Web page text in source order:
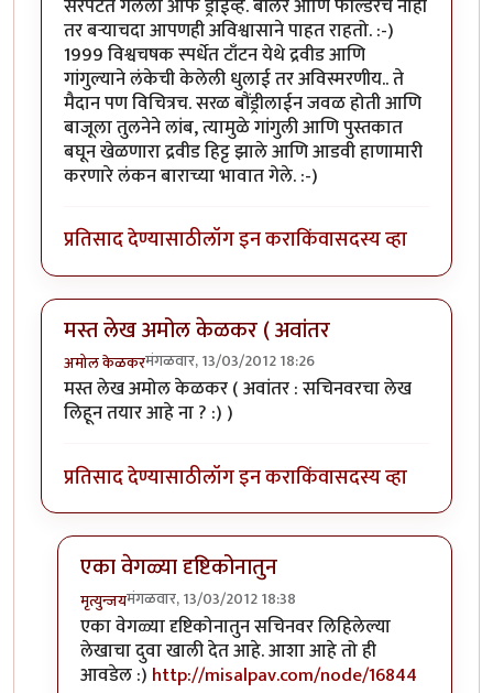
तर बर्‍याचदा आपणही अविश्वासाने पाहत राहतो. :-)
1999 विश्वचषक स्पर्धेत टाँटन येथे द्रवीड आणि
गांगुल्याने लंकेची केलेली धुलाई तर अविस्मरणीय.. ते
मैदान पण विचित्रच. सरळ बौंड्रीलाईन जवळ होती आणि
बाजूला तुलनेने लांब, त्यामुळे गांगुली आणि पुस्तकात
बघून खेळणारा द्रवीड हिट्ट झाले आणि आडवी हाणामारी
करणारे लंकन बाराच्या भावात गेले. :-)
प्रतिसाद देण्यासाठीलॉग इन कराकिंवासदस्य व्हा
मस्त लेख अमोल केळकर ( अवांतर
अमोल केळकरमंगळवार, 13/03/2012 18:26
मस्त लेख अमोल केळकर ( अवांतर : सचिनवरचा लेख
लिहून तयार आहे ना ? :) )
प्रतिसाद देण्यासाठीलॉग इन कराकिंवासदस्य व्हा
एका वेगळ्या दृष्टिकोनातुन
मृत्युन्जयमंगळवार, 13/03/2012 18:38
In reply toमस्त लेख अमोल केळकर ( अवांतर
एका वेगळ्या दृष्टिकोनातुन सचिनवर लिहिलेल्या
लेखाचा दुवा खाली देत आहे. आशा आहे तो ही
आवडेल :) http://misalpav.com/node/16844